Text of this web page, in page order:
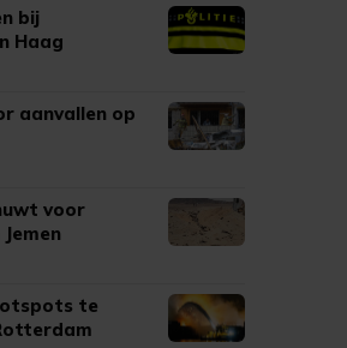
bij
Haag
aanvallen op
voor
te